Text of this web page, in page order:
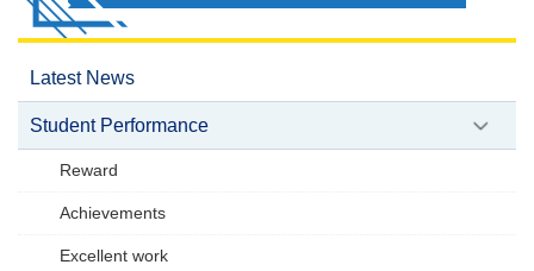
Latest News
Student Performance
Reward
Achievements
Excellent work